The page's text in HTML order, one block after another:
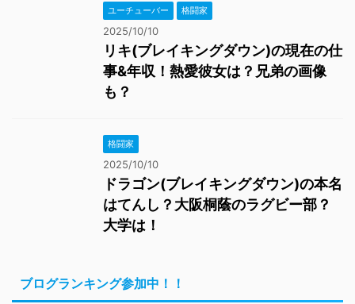
ユーチューバー 格闘家
2025/10/10
リキ(ブレイキングダウン)の現在の仕
事&年収！熱愛彼女は？兄弟の画像
も？
格闘家
2025/10/10
ドラゴン(ブレイキングダウン)の本名
はてんし？大阪桐蔭のラグビー部？
大学は！
ブログランキング参加中！！